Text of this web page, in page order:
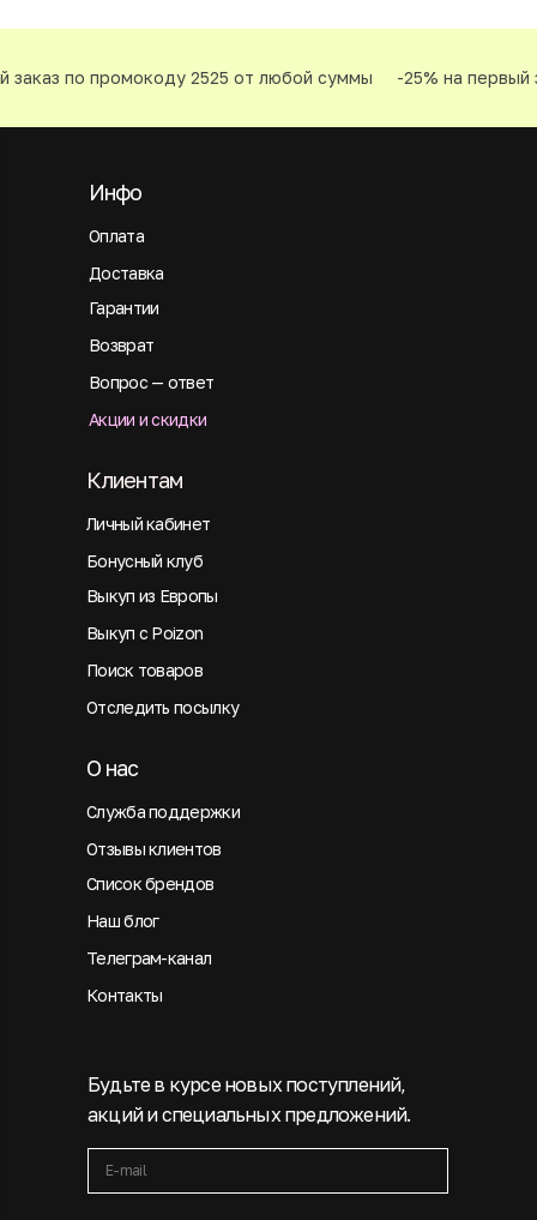
заказ по промокоду 2525 от любой суммы -25% на первый
Оплата
Инфо
Будьте в курсе новых поступлений,
акций и специальных предложений.
Доставка
Гарантии
Возврат
Вопрос — ответ
Акции и скидки
Личный кабинет
Клиентам
Бонусный клуб
Выкуп из Европы
Выкуп с Poizon
Поиск товаров
Отследить посылку
Служба поддержки
О нас
Отзывы клиентов
Список брендов
Наш блог
Телеграм-канал
Контакты